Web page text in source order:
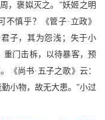
，褒姒灭之。”妖姬之明
慎乎？《管子·立政》
子，其为怨浅；失于小
重门击柝，以待暴客，预
《尚书·五子之歌》云：
小物，故无大患。”小过